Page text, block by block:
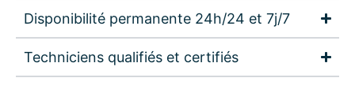
Disponibilité permanente 24h/24 et 7j/7
Techniciens qualifiés et certifiés